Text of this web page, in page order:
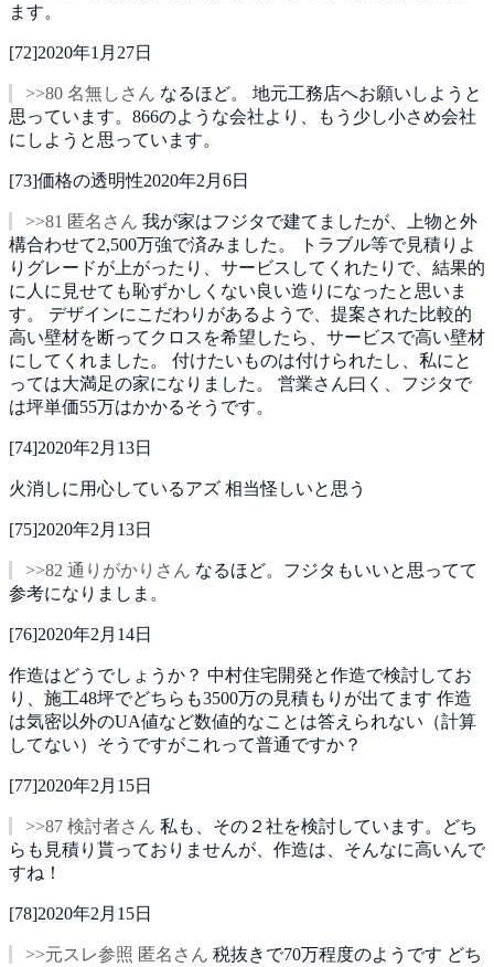
ます。
[72]2020年1月27日
>>80 名無しさん なるほど。 地元工務店へお願いしようと
思っています。866のような会社より、もう少し小さめ会社
にしようと思っています。
[73]価格の透明性2020年2月6日
>>81 匿名さん 我が家はフジタで建てましたが、上物と外
構合わせて2,500万強で済みました。
トラブル等で見積りよ
りグレードが上がったり、サービスしてくれたりで、結果的
に人に見せても恥ずかしくない良い造りになったと思いま
す。 デザインにこだわりがあるようで、提案された比較的
高い壁材を断ってクロスを希望したら、サービスで高い壁材
にしてくれました。 付けたいものは付けられたし、私にと
っては大満足の家になりました。 営業さん曰く、フジタで
は坪単価55万はかかるそうです。
[74]2020年2月13日
火消しに用心しているアズ 相当怪しいと思う
[75]2020年2月13日
>>82 通りがかりさん なるほど。フジタもいいと思ってて
参考になりましま。
[76]2020年2月14日
作造はどうでしょうか？ 中村住宅開発と作造で検討してお
り、施工48坪でどちらも3500万の見積もりが出てます 作造
は気密以外のUA値など数値的なことは答えられない（計算
してない）そうですがこれって普通ですか？
[77]2020年2月15日
>>87 検討者さん 私も、その２社を検討しています。どち
らも見積り貰っておりませんが、作造は、そんなに高いんで
すね！
[78]2020年2月15日
>>元スレ参照 匿名さん 税抜きで70万程度のようです どち